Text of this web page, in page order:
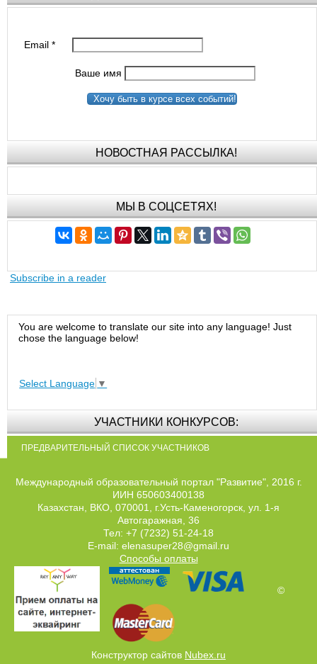
Email*
Ваше имя
Хочу быть в курсе всех событий!
НОВОСТНАЯ РАССЫЛКА!
МЫ В СОЦСЕТЯХ!
Subscribe in a reader
You are welcome to translate our site into any language! Just
chose the language below!
Select Language ▼
УЧАСТНИКИ КОНКУРСОВ:
ПРЕДВАРИТЕЛЬНЫЙ СПИСОК УЧАСТНИКОВ
Международный образовательный портал "Развитие", 2016 г.
ИИН 650603400138
Казахстан, ВКО, 070001, г.Усть-Каменогорск, ул. 1-я
Автогаражная, 36
Тел: +7 (7232) 51-24-18
E-mail: elenasuper28@gmail.ru
Способы оплаты
©
Конструктор сайтов Nubex.ru